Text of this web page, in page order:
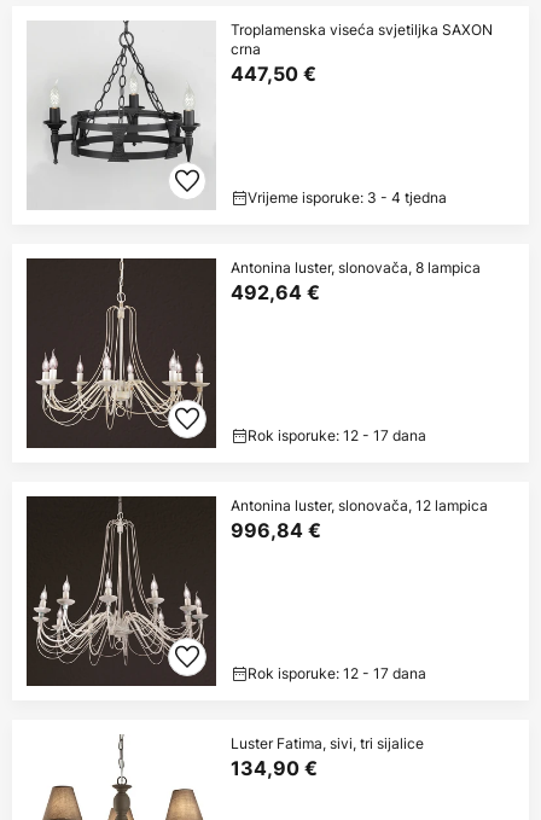
Troplamenska viseća svjetiljka SAXON
crna
447,50 €
Vrijeme isporuke: 3 - 4 tjedna
Antonina luster, slonovača, 8 lampica
492,64 €
Rok isporuke: 12 - 17 dana
Antonina luster, slonovača, 12 lampica
996,84 €
Rok isporuke: 12 - 17 dana
Luster Fatima, sivi, tri sijalice
134,90 €